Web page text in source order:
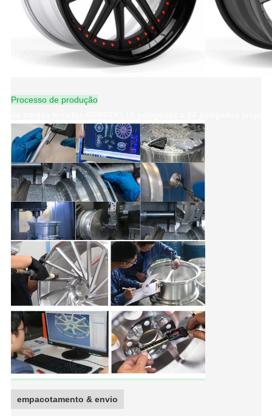
Processo de produção
empacotamento & envio